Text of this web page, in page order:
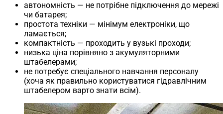
автономність — не потрібне підключення до мережі
чи батарея;
простота техніки — мінімум електроніки, що
ламається;
компактність — проходить у вузькі проходи;
низька ціна порівняно з акумуляторними
штабелерами;
не потребує спеціального навчання персоналу
(хоча як правильно користуватися гідравлічним
штабелером варто знати всім).